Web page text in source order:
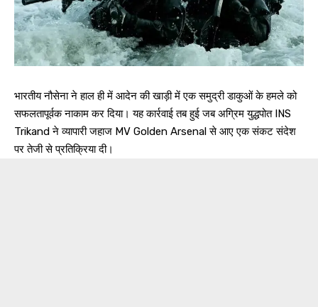
भारतीय नौसेना ने हाल ही में आदेन की खाड़ी में एक समुद्री डाकुओं के हमले को
सफलतापूर्वक नाकाम कर दिया। यह कार्रवाई तब हुई जब अग्रिम युद्धपोत INS
Trikand ने व्यापारी जहाज MV Golden Arsenal से आए एक संकट संदेश
पर तेजी से प्रतिक्रिया दी।